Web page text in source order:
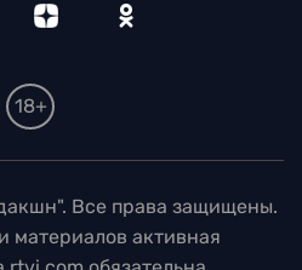
18+
Все права защищены.
материалов активная